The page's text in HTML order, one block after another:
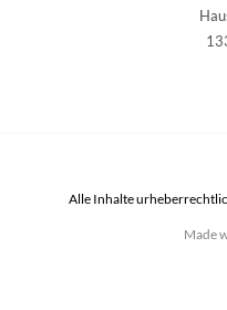
Alle Inhalte
Made